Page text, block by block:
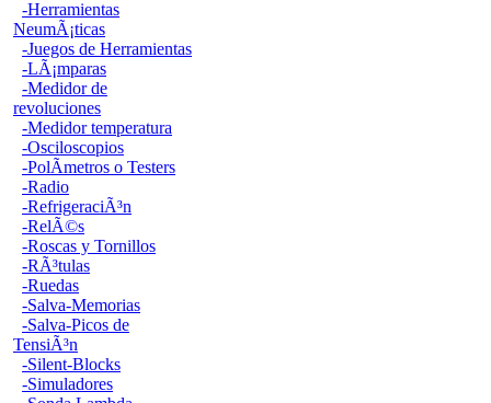
-Herramientas
NeumÃ¡ticas
-Juegos de Herramientas
-LÃ¡mparas
-Medidor de
revoluciones
-Medidor temperatura
-Osciloscopios
-PolÃ­metros o Testers
-Radio
-RefrigeraciÃ³n
-RelÃ©s
-Roscas y Tornillos
-RÃ³tulas
-Ruedas
-Salva-Memorias
-Salva-Picos de
TensiÃ³n
-Silent-Blocks
-Simuladores